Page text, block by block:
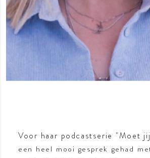
Voor haar podcastserie "Moet
een heel mooi gesprek gehad